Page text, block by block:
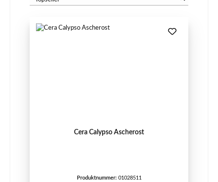
Cera Calypso Ascherost
Produktnummer: 01028511